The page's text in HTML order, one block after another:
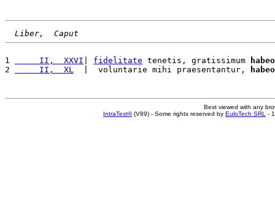
Liber,  Caput
1
     II,  XXVI
fidelitate tenetis, gratissimum
habeo
2
     II,  XL
  |  voluntarie mihi praesentantur,
habeo
Best viewed with any
IntraText®(V89) - Some rights reserved by EuloTech SRL -